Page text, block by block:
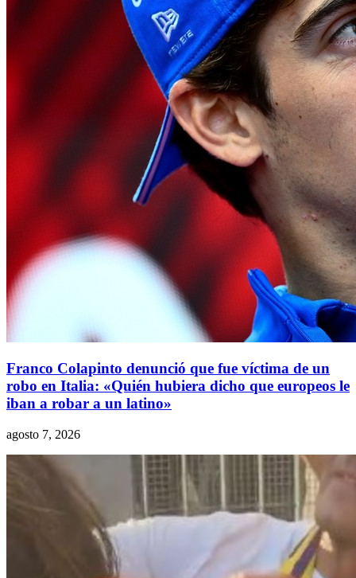
Franco Colapinto denunció que fue víctima de un
robo en Italia: «Quién hubiera dicho que europeos le
iban a robar a un latino»
agosto 7, 2026